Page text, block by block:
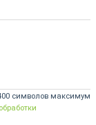
символов максимум